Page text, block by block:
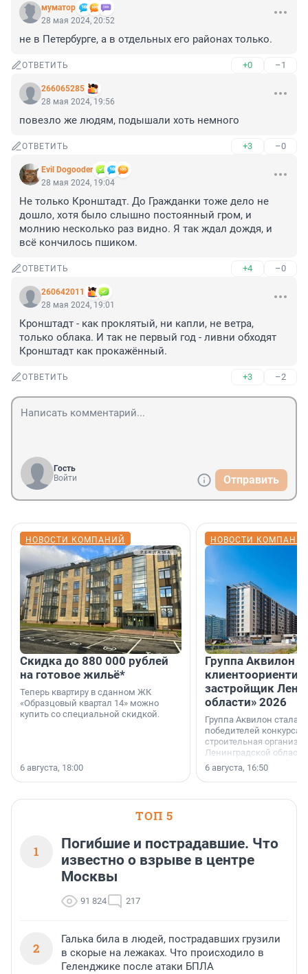
муматор
28 мая 2024, 20:52
не в Петербурге, а в отдельных его районах только.
ОТВЕТИТЬ +0 –1
266065285
28 мая 2024, 19:56
повезло же людям, подышали хоть немного
ОТВЕТИТЬ +3 –0
Evil Dogooder
28 мая 2024, 19:04
Не только Кронштадт. До Гражданки тоже дело не
дошло, хотя было слышно постоянный гром, и
молнию несколько раз видно. Я так ждал дождя, и
всё кончилось пшиком.
ОТВЕТИТЬ +4 –0
260642011
28 мая 2024, 19:01
Кронштадт - как проклятый, ни капли, не ветра,
только облака. И так не первый год - ливни обходят
Кронштадт как прокажённый.
ОТВЕТИТЬ +3 –2
Гость
Войти
Отправить
НОВОСТИ КОМПАНИЙ
Скидка до 880 000 рублей
на готовое жильё*
Теперь квартиру в сданном ЖК
«Образцовый квартал 14» можно
купить со специальной скидкой.
6 августа, 18:00
НОВОСТИ
Группа Аквилон
застройщик
области» 2026
Группа Аквилон стала
победителей конкурса
строительная
Ленинградской области
номинации «Самый
застройщик
области».
6 августа, 16:50
ТОП 5
1
Погибшие и пострадавшие. Что
известно о взрыве в центре
Москвы
91 824 217
2
Галька била в людей, пострадавших грузили
в скорые на лежаках. Что происходило в
Геленджике после атаки БПЛА